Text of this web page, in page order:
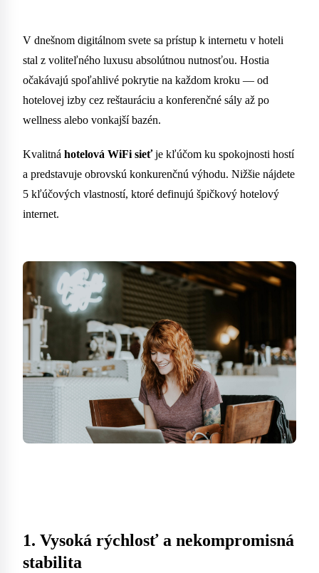
V dnešnom digitálnom svete sa prístup k internetu v hoteli
stal z voliteľného luxusu absolútnou nutnosťou. Hostia
očakávajú spoľahlivé pokrytie na každom kroku — od
hotelovej izby cez reštauráciu a konferenčné sály až po
wellness alebo vonkajší bazén.
Kvalitná hotelová WiFi sieťje kľúčom ku spokojnosti hostí
a predstavuje obrovskú konkurenčnú výhodu. Nižšie nájdete
5 kľúčových vlastností, ktoré definujú špičkový hotelový
internet.
1. Vysoká rýchlosť a nekompromisná
stabilita